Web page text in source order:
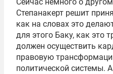
Сейчас немного о
Степанакерт решит
как на словах это
для этого Баку, как это
должен осуществить
правовую
политической системы.